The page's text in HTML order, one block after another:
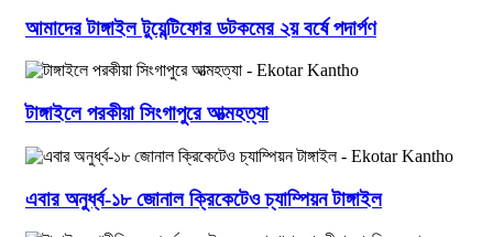
আমাদের টাঙ্গাইল টুয়েন্টিফোর ডটকমের ২য় বর্ষে পদার্পণ
টাঙ্গাইলে পরকীয়া সিংগাপুরে আত্মহত্যা
এবার অনুর্ধ্ব-১৮ জোনাল ক্রিকেটেও চ্যাম্পিয়ন টাঙ্গাইল